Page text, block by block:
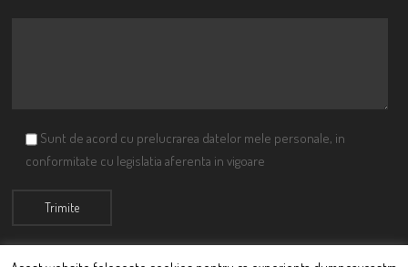
Sunt de acord cu prelucrarea datelor mele personale, in
conformitate cu legislatia aferenta in vigoare